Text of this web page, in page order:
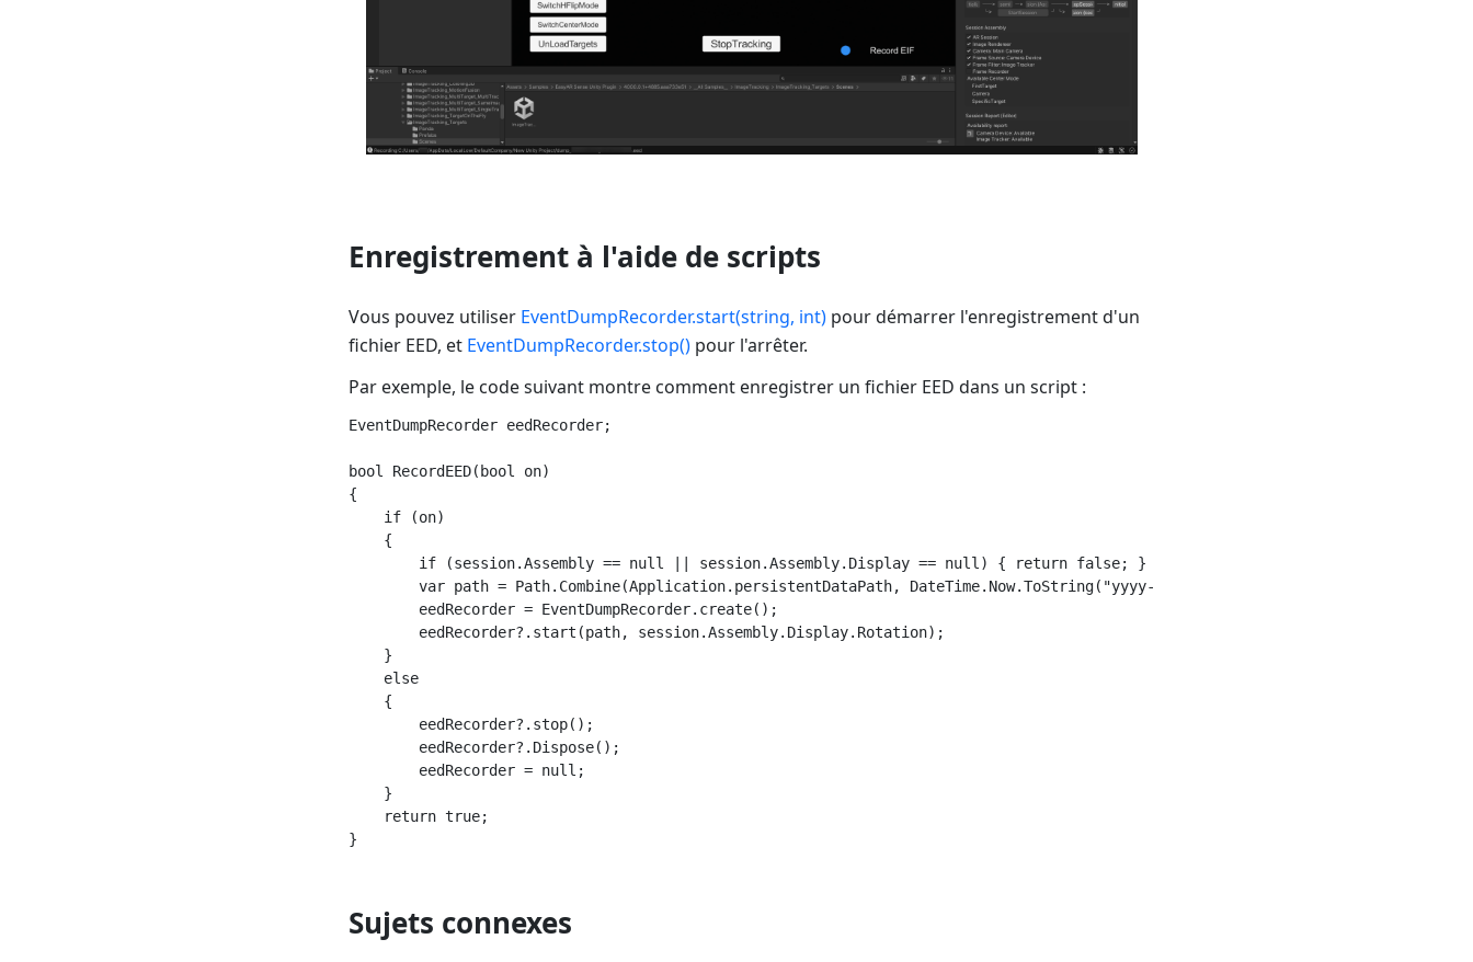
Enregistrement à l'aide de scripts
Vous pouvez utiliser EventDumpRecorder.start(string, int)pour démarrer l'enregistrement d'un
fichier EED, et EventDumpRecorder.stop()pour l'arrêter.
Par exemple, le code suivant montre comment enregistrer un fichier EED dans un script :
EventDumpRecorder eedRecorder;
bool RecordEED(bool on)
{
    if (on)
    {
        if (session.Assembly == null || session.Assembly.Display == null) { return false; }
        var path = Path.Combine(Application.persistentDataPath, DateTime.Now.ToString("yyyy-MM-dd_HH-mm-ss.fff") + ".eed");
        eedRecorder = EventDumpRecorder.create();
        eedRecorder?.start(path, session.Assembly.Display.Rotation);
    }
    else
    {
        eedRecorder?.stop();
        eedRecorder?.Dispose();
        eedRecorder = null;
    }
    return true;
Sujets connexes